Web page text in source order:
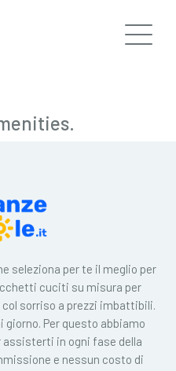
seleziona per te il meglio per
cuciti su misura per
sorriso a prezzi imbattibili.
giorno. Per questo abbiamo
in ogni fase della
e nessun costo di